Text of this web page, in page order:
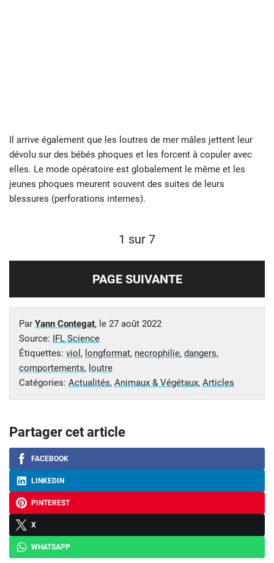
Il arrive également que les loutres de mer mâles jettent leur
dévolu sur des bébés phoques et les forcent à copuler avec
elles. Le mode opératoire est globalement le même et les
jeunes phoques meurent souvent des suites de leurs
blessures (perforations internes).
1 sur 7
PAGE SUIVANTE
Par Yann Contegat, le 27 août 2022
Source: IFL Science
Étiquettes: viol , longformat, necrophilie, dangers,
comportements, loutre
Catégories: Actualités, Animaux & Végétaux, Articles
Partager cet article
FACEBOOK
LINKEDIN
PINTEREST
X
WHATSAPP